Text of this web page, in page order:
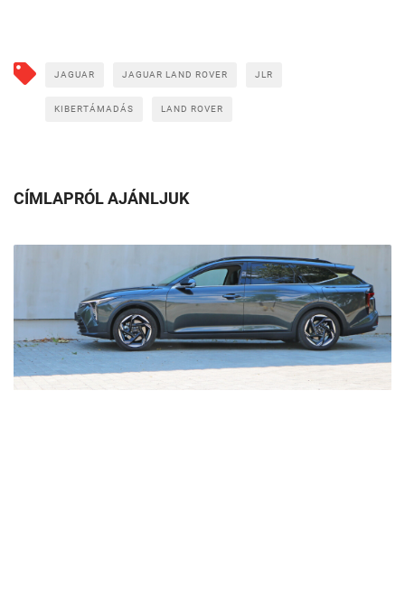
JAGUAR JAGUAR LAND ROVER JLR
KIBERTÁMADÁS LAND ROVER
CÍMLAPRÓL AJÁNLJUK